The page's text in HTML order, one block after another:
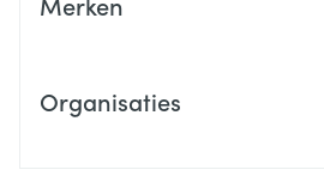
Organisaties